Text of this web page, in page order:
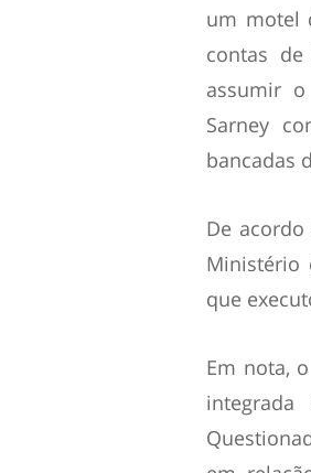
um motel
contas
assumir
Sarney
bancadas
De
Ministério
que
Em nota,